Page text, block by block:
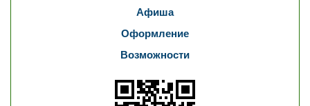
Афиша
Оформление
Возможности